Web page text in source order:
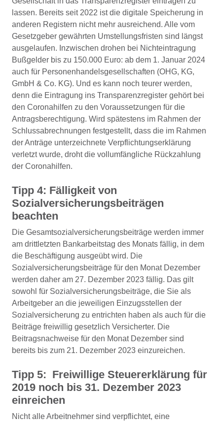
lassen. Bereits seit 2022 ist die digitale Speicherung in
anderen Registern nicht mehr ausreichend. Alle vom
Gesetzgeber gewährten Umstellungsfristen sind längst
ausgelaufen. Inzwischen drohen bei Nichteintragung
Bußgelder bis zu 150.000 Euro: ab dem 1. Januar 2024
auch für Personenhandelsgesellschaften (OHG, KG,
GmbH & Co. KG). Und es kann noch teurer werden,
denn die Eintragung ins Transparenzregister gehört bei
den Coronahilfen zu den Voraussetzungen für die
Antragsberechtigung. Wird spätestens im Rahmen der
Schlussabrechnungen festgestellt, dass die im Rahmen
der Anträge unterzeichnete Verpflichtungserklärung
verletzt wurde, droht die vollumfängliche Rückzahlung
der Coronahilfen.
Tipp 4: Fälligkeit von
Sozialversicherungsbeiträgen
beachten
Die Gesamtsozialversicherungsbeiträge werden immer
am drittletzten Bankarbeitstag des Monats fällig, in dem
die Beschäftigung ausgeübt wird. Die
Sozialversicherungsbeiträge für den Monat Dezember
werden daher am 27. Dezember 2023 fällig. Das gilt
sowohl für Sozialversicherungsbeiträge, die Sie als
Arbeitgeber an die jeweiligen Einzugsstellen der
Sozialversicherung zu entrichten haben als auch für die
Beiträge freiwillig gesetzlich Versicherter. Die
Beitragsnachweise für den Monat Dezember sind
bereits bis zum 21. Dezember 2023 einzureichen.
Tipp 5: Freiwillige Steuererklärung für
2019 noch bis 31. Dezember 2023
einreichen
Nicht alle Arbeitnehmer sind verpflichtet, eine